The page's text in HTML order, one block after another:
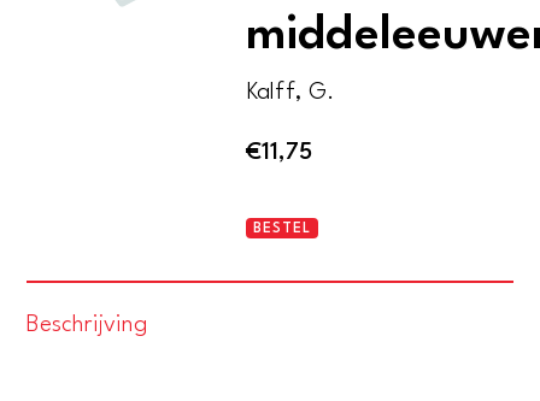
Kalff, G.
€11,75
Het
BESTEL
Beschrijving